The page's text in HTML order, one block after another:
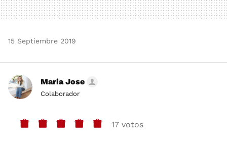
15 Septiembre 2019
Maria Jose
Colaborador
17 votos